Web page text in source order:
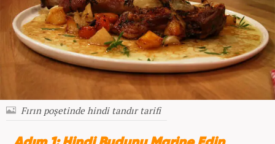
Fırın poşetinde hindi tandır tarifi